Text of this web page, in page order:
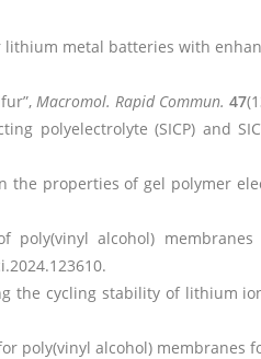
metal batteries with
Macromol. Rapid Commun. 47
polyelectrolyte (SICP) and
the properties of gel polymer
poly(vinyl alcohol)
the cycling stability of lithium
poly(vinyl alcohol) membranes